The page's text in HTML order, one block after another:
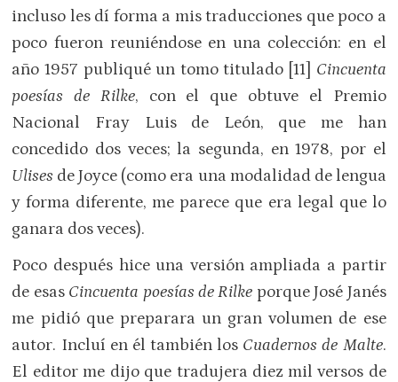
incluso les dí forma a mis traducciones que poco a
poco fueron reuniéndose en una colección: en el
año 1957 publiqué un tomo titulado [11] Cincuenta
poesías de Rilke, con el que obtuve el Premio
Nacional Fray Luis de León, que me han
concedido dos veces; la segunda, en 1978, por el
Ulises de Joyce (como era una modalidad de lengua
y forma diferente, me parece que era legal que lo
ganara dos veces).
Poco después hice una versión ampliada a partir
de esas Cincuenta poesías de Rilke porque José Janés
me pidió que preparara un gran volumen de ese
autor. Incluí en él también los Cuadernos de Malte.
El editor me dijo que tradujera diez mil versos de